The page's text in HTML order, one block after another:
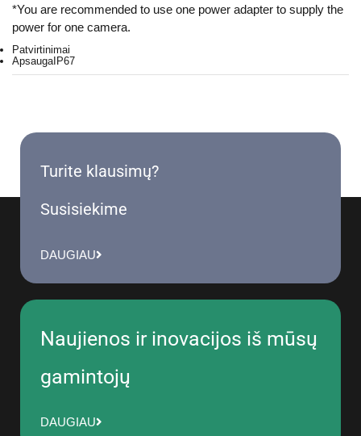
*You are recommended to use one power adapter to supply the
power for one camera.
Patvirtinimai
ApsaugaIP67
Turite klausimų?
Susisiekime
DAUGIAU
Naujienos ir inovacijos iš mūsų
gamintojų
DAUGIAU